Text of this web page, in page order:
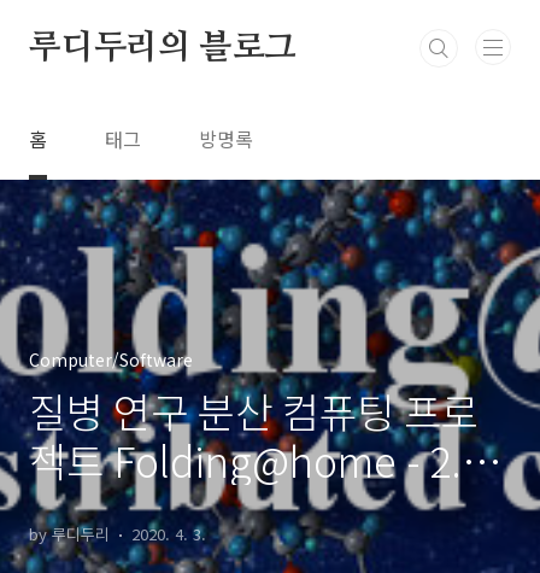
루디두리의 블로그
홈 태그 방명록
Computer/Software
질병 연구 분산 컴퓨팅 프로
젝트 Folding@home - 2. 설
정
by 루디두리 2020. 4. 3.